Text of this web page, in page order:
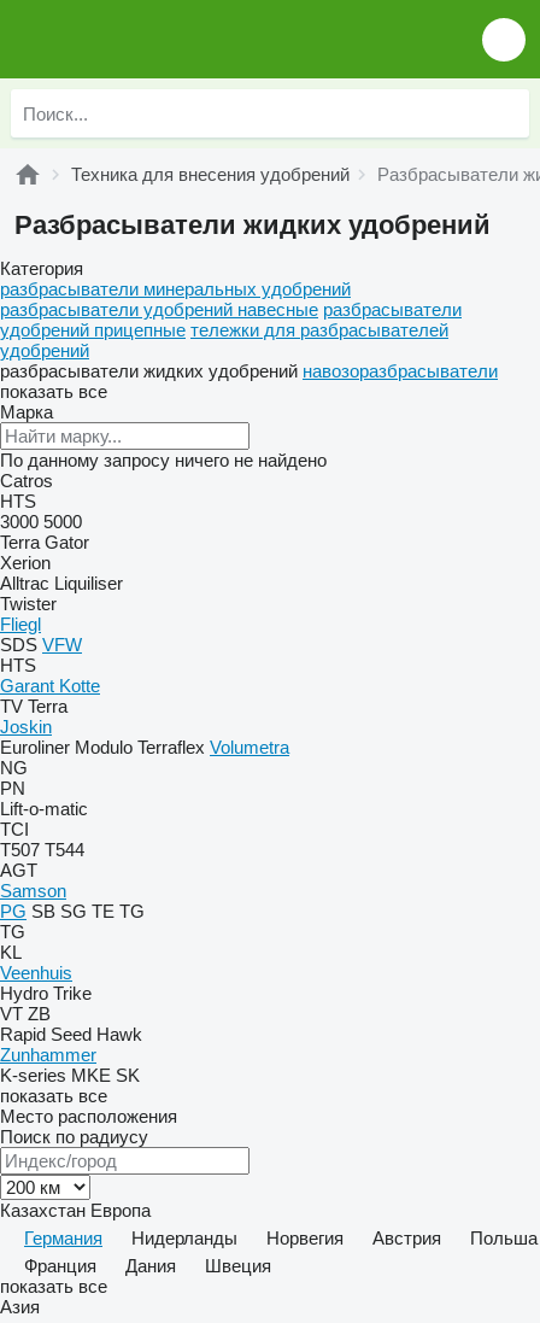
Техника для внесения удобрений Разбрасыватели
Разбрасыватели жидких удобрений
Категория
разбрасыватели минеральных удобрений
разбрасыватели удобрений навесные разбрасыватели
удобрений прицепные тележки для разбрасывателей
удобрений
разбрасыватели жидких удобрений навозоразбрасыватели
показать все
Марка
По данному запросу ничего не найдено
Catros
HTS
3000 5000
Terra Gator
Xerion
Alltrac Liquiliser
Twister
Fliegl
SDS VFW
HTS
Garant Kotte
TV Terra
Joskin
Euroliner Modulo Terraflex Volumetra
NG
PN
Lift-o-matic
TCI
T507 T544
AGT
Samson
PG SB SG TE TG
TG
KL
Veenhuis
Hydro Trike
VT ZB
Rapid Seed Hawk
Zunhammer
K-series MKE SK
показать все
Место расположения
Поиск по радиусу
Казахстан Европа
Германия
Нидерланды Норвегия Австрия
Польша
Франция
Дания
Швеция
показать все
Азия